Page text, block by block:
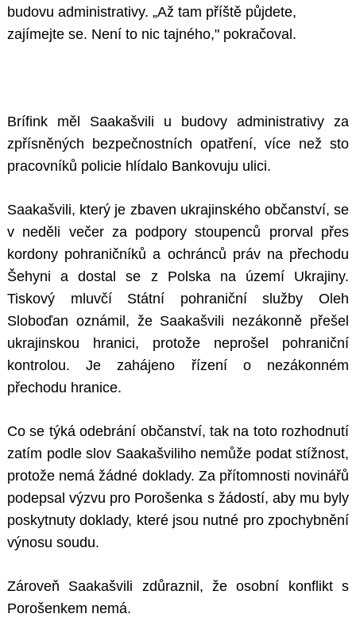
budovu administrativy. „Až tam příště půjdete,
zajímejte se. Není to nic tajného," pokračoval.
Brífink měl Saakašvili u budovy administrativy za
zpřísněných bezpečnostních opatření, více než sto
pracovníků policie hlídalo Bankovuju ulici.
Saakašvili, který je zbaven ukrajinského občanství, se
v neděli večer za podpory stoupenců prorval přes
kordony pohraničníků a ochránců práv na přechodu
Šehyni a dostal se z Polska na území Ukrajiny.
Tiskový mluvčí Státní pohraniční služby Oleh
Sloboďan oznámil, že Saakašvili nezákonně přešel
ukrajinskou hranici, protože neprošel pohraniční
kontrolou. Je zahájeno řízení o nezákonném
přechodu hranice.
Co se týká odebrání občanství, tak na toto rozhodnutí
zatím podle slov Saakašviliho nemůže podat stížnost,
protože nemá žádné doklady. Za přítomnosti novinářů
podepsal výzvu pro Porošenka s žádostí, aby mu byly
poskytnuty doklady, které jsou nutné pro zpochybnění
výnosu soudu.
Zároveň Saakašvili zdůraznil, že osobní konflikt s
Porošenkem nemá.